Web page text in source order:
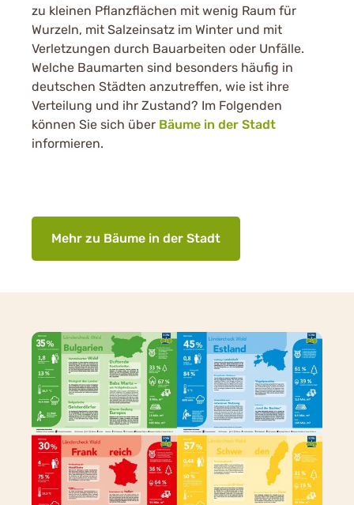
zu kleinen Pflanzflächen mit wenig Raum für
Wurzeln, mit Salzeinsatz im Winter und mit
Verletzungen durch Bauarbeiten oder Unfälle.
Welche Baumarten sind besonders häufig in
deutschen Städten anzutreffen, wie ist ihre
Verteilung und ihr Zustand? Im Folgenden
können Sie sich über Bäume in der Stadt
informieren.
Mehr zu Bäume in der Stadt